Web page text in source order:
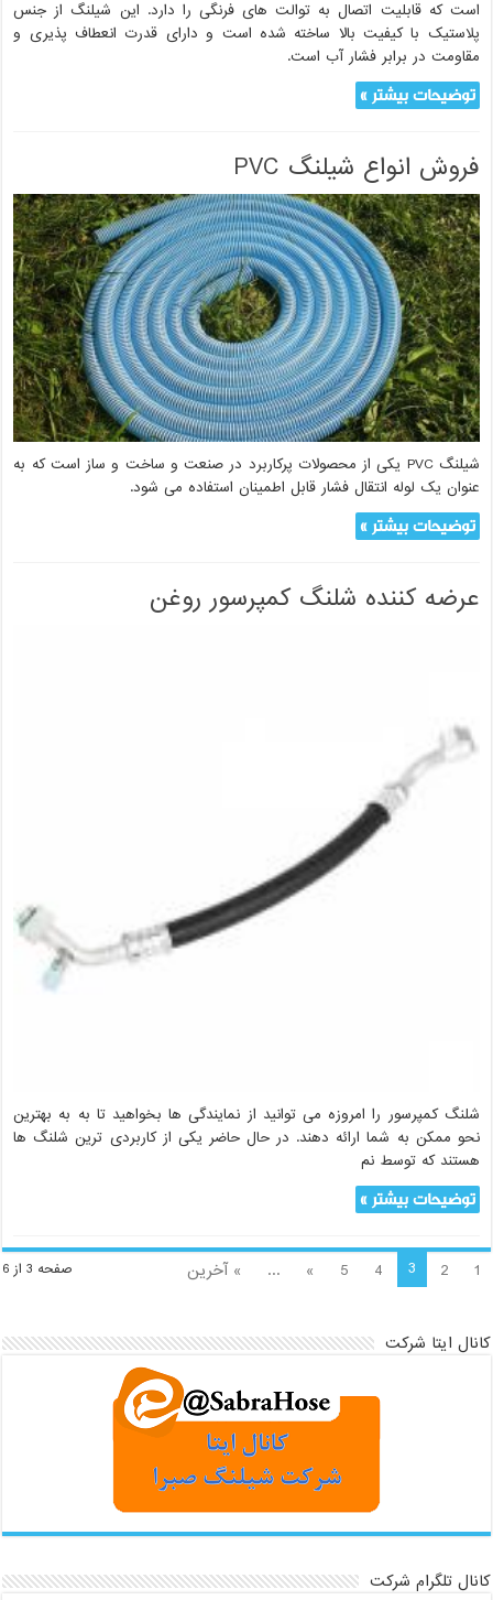
است که قابلیت اتصال به توالت های فرنگی را دارد. این شیلنگ از جنس
پلاستیک با کیفیت بالا ساخته شده است و دارای قدرت انعطاف پذیری و
مقاومت در برابر فشار آب است.
توضیحات بیشتر »
فروش انواع شیلنگ PVC
شیلنگ PVC یکی از محصولات پرکاربرد در صنعت و ساخت و ساز است که به
عنوان یک لوله انتقال فشار قابل اطمینان استفاده می شود.
توضیحات بیشتر »
عرضه کننده شلنگ کمپرسور روغن
شلنگ کمپرسور را امروزه می توانید از نمایندگی ها بخواهید تا به به بهترین
نحو ممکن به شما ارائه دهند. در حال حاضر یکی از کاربردی ترین شلنگ ها
هستند که توسط نم
توضیحات بیشتر »
صفحه 3 از 6 1
2
3
4
5
»
... » آخرین
کانال ایتا شرکت
کانال تلگرام شرکت
021-33112528